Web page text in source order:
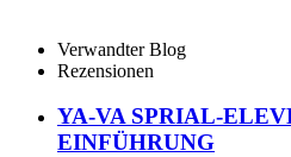
Verwandter Blog
Rezensionen
YA-VA SPRIAL-
EINFÜHRUNG